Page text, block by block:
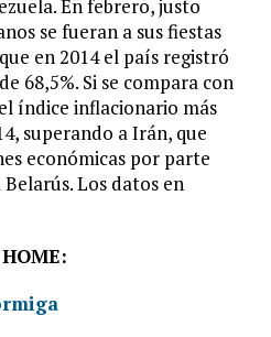
En febrero, justo
se fueran a sus fiestas
en 2014 el país registró
68,5%. Si se compara con
índice inflacionario más
superando a Irán, que
económicas por parte
Belarús. Los datos en